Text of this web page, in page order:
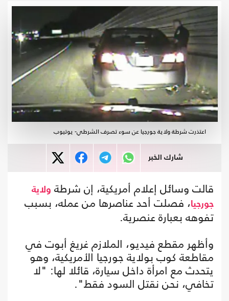
اعتذرت شرطة ولاية جورجيا عن سوء تصرف الشرطي- يوتيوب
شارك الخبر
قالت وسائل إعلام أمريكية، إن شرطة ولاية
جورجيا، فصلت أحد عناصرها من عمله، بسبب
تفوهه بعبارة عنصرية.
وأظهر مقطع فيديو، الملازم غريغ أبوت في
مقاطعة كوب بولاية جورجيا الأمريكية، وهو
يتحدث مع امرأة داخل سيارة، قائلا لها: "لا
تخافي، نحن نقتل السود فقط".